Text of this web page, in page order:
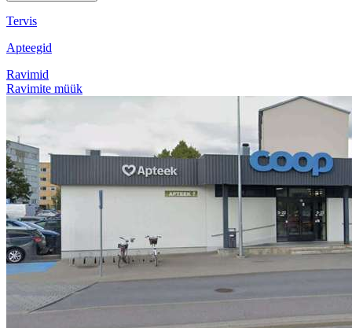
Tervis
Apteegid
Ravimid
Ravimite müük